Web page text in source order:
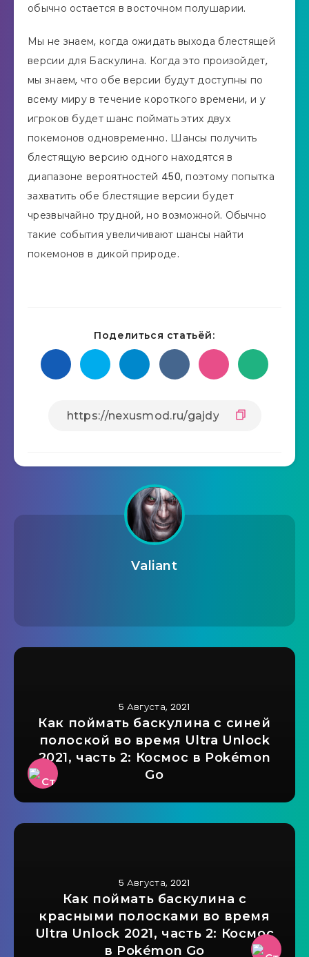
обычно остается в восточном полушарии.
Мы не знаем, когда ожидать выхода блестящей
версии для Баскулина. Когда это произойдет,
мы знаем, что обе версии будут доступны по
всему миру в течение короткого времени, и у
игроков будет шанс поймать этих двух
покемонов одновременно. Шансы получить
блестящую версию одного находятся в
диапазоне вероятностей 450, поэтому попытка
захватить обе блестящие версии будет
чрезвычайно трудной, но возможной. Обычно
такие события увеличивают шансы найти
покемонов в дикой природе.
Поделиться статьёй:
Valiant
5 Августа, 2021
Как поймать баскулина с синей
полоской во время Ultra Unlock
2021, часть 2: Космос в Pokémon
Go
5 Августа, 2021
Как поймать баскулина с
красными полосками во время
Ultra Unlock 2021, часть 2: Космос
в Pokémon Go